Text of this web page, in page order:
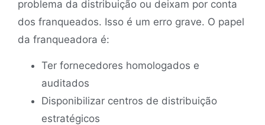
problema da distribuição ou deixam por conta
dos franqueados. Isso é um erro grave. O papel
da franqueadora é:
Ter fornecedores homologados e
auditados
Disponibilizar centros de distribuição
estratégicos